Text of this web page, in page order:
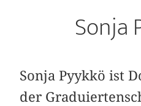
Sonja
Sonja Pyykkö ist
der